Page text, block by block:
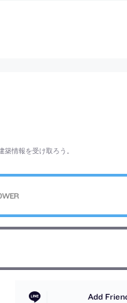
情報を受け取ろう。
Add